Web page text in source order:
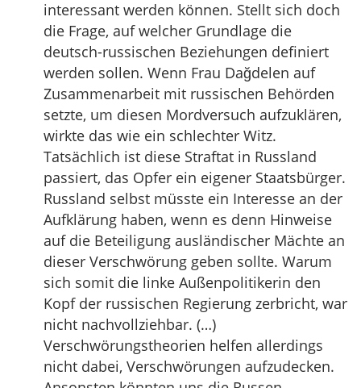
interessant werden können. Stellt sich doch
die Frage, auf welcher Grundlage die
deutsch-russischen Beziehungen definiert
werden sollen. Wenn Frau Dağdelen auf
Zusammenarbeit mit russischen Behörden
setzte, um diesen Mordversuch aufzuklären,
wirkte das wie ein schlechter Witz.
Tatsächlich ist diese Straftat in Russland
passiert, das Opfer ein eigener Staatsbürger.
Russland selbst müsste ein Interesse an der
Aufklärung haben, wenn es denn Hinweise
auf die Beteiligung ausländischer Mächte an
dieser Verschwörung geben sollte. Warum
sich somit die linke Außenpolitikerin den
Kopf der russischen Regierung zerbricht, war
nicht nachvollziehbar. (…)
Verschwörungstheorien helfen allerdings
nicht dabei, Verschwörungen aufzudecken.